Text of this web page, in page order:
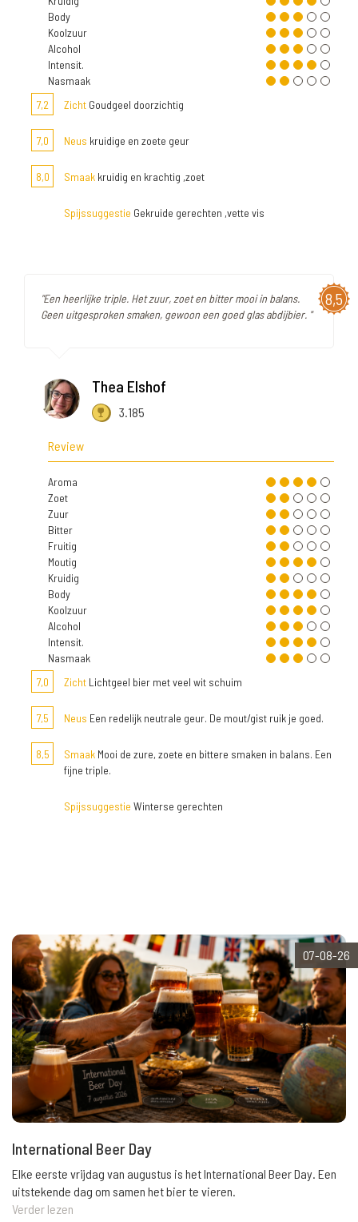
Body
Koolzuur
Alcohol
Intensit.
Nasmaak
7,2
Zicht Goudgeel doorzichtig
7,0 Neus kruidige en zoete geur
8,0 Smaak kruidig en krachtig ,zoet
Spijssuggestie Gekruide gerechten ,vette vis
8,5
"Een heerlijke triple. Het zuur, zoet en bitter mooi in balans.
Geen uitgesproken smaken, gewoon een goed glas abdijbier. "
Thea Elshof
3.185
Review
Aroma
Zoet
Zuur
Bitter
Fruitig
Moutig
Kruidig
Body
Koolzuur
Alcohol
Intensit.
Nasmaak
7,0
Zicht Lichtgeel bier met veel wit schuim
7,5 Neus Een redelijk neutrale geur. De mout/gist ruik je goed.
8,5 Smaak Mooi de zure, zoete en bittere smaken in balans. Een
fijne triple.
Spijssuggestie Winterse gerechten
07-08-26
International Beer Day
Elke eerste vrijdag van augustus is het International Beer Day. Een
uitstekende dag om samen het bier te vieren.
Verder lezen